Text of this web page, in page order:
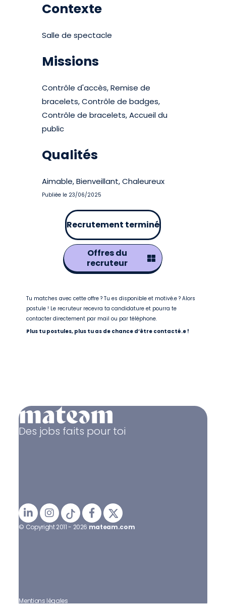
Contexte
Salle de spectacle
Missions
Contrôle d'accès, Remise de
bracelets, Contrôle de badges,
Contrôle de bracelets, Accueil du
public
Qualités
Aimable, Bienveillant, Chaleureux
Publiée le 23/06/2025
Recrutement terminé
Offres du
recruteur
Tu matches avec cette offre ? Tu es disponible et motivé.e ? Alors
postule ! Le recruteur recevra ta candidature et pourra te
contacter directement par mail ou par téléphone.
Plus tu postules, plus tu as de chance d’être contacté.e !
Des jobs faits pour toi
© Copyright 2011 - 2026 mateam.com
Mentions légales